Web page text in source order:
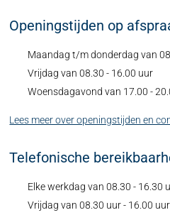
Openingstijden op
Maandag t/m donderdag van
Vrijdag van 08.30 - 16.00 uur
Woensdagavond van 17.00 -
Lees meer over openingstijden en
Telefonische
Elke werkdag van 08.30 - 16.30
Vrijdag van 08.30 uur - 16.00 uur